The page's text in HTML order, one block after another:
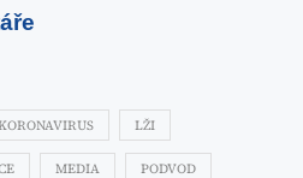
LŽI
MEDIA PODVOD